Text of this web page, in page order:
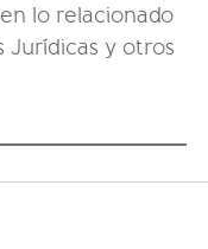
lo relacionado
Jurídicas y otros